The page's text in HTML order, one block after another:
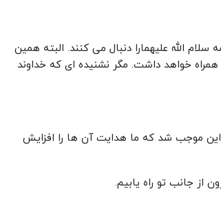
الله علیهمارا دنبال می کنند. البته همین
خواهد داشت. مگر نشنیده ای که خداوند
این موجب شد که ما هدایت آن ها را افزایش
از جانب تو راه یابیم.